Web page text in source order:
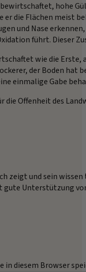
hohe
er die Flächen meist
und Nase
führt. Dieser
wie die
der Boden hat
einmalige Gabe
die Offenheit des
zeigt und sein
Unterstützung
in diesem Browser